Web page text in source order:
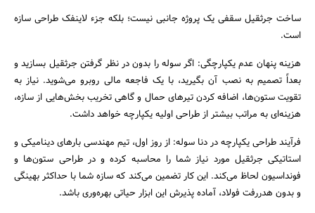
ساخت جرثقیل سقفی یک پروژه جانبی نیست؛ بلکه جزء لاینفک طراحی سازه
است.
هزینه پنهان عدم یکپارچگی: اگر سوله را بدون در نظر گرفتن جرثقیل بسازید و
بعداً تصمیم به نصب آن بگیرید، با یک فاجعه مالی روبرو می‌شوید. نیاز به
تقویت ستون‌ها، اضافه کردن تیرهای حمال و گاهی تخریب بخش‌هایی از سازه،
هزینه‌ای به مراتب بیشتر از طراحی اولیه یکپارچه خواهد داشت.
فرآیند طراحی یکپارچه در دنا سوله: از روز اول، تیم مهندسی بارهای دینامیکی و
استاتیکی جرثقیل مورد نیاز شما را محاسبه کرده و در طراحی ستون‌ها و
فونداسیون لحاظ می‌کند. این کار تضمین می‌کند که سازه شما با حداکثر بهینگی
و بدون هدررفت فولاد، آماده پذیرش این ابزار حیاتی بهره‌وری باشد.